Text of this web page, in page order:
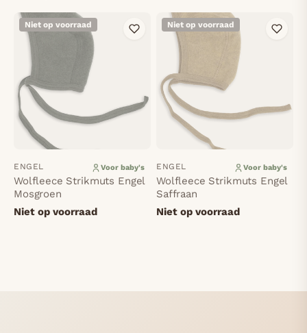
Niet op voorraad
ENGEL Voor baby's
Wolfleece Strikmuts Engel
Mosgroen
Niet op voorraad
Niet op voorraad
ENGEL Voor baby's
Wolfleece Strikmuts Engel
Saffraan
Niet op voorraad